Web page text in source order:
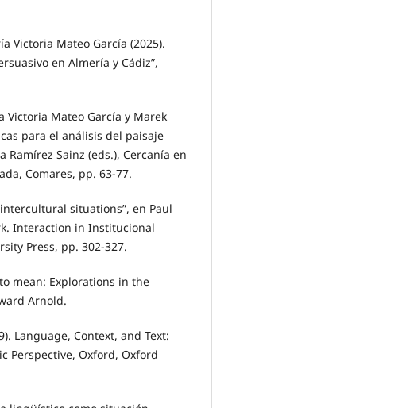
Victoria Mateo García (2025).
en Almería y Cádiz”,
Victoria Mateo García y Marek
para el análisis del paisaje
Ramírez Sainz (eds.), Cercanía en
Comares, pp. 63-77.
situations”, en Paul
Interaction in Institucional
Press, pp. 302-327.
mean: Explorations in the
Arnold.
Language, Context, and Text:
Perspective, Oxford, Oxford